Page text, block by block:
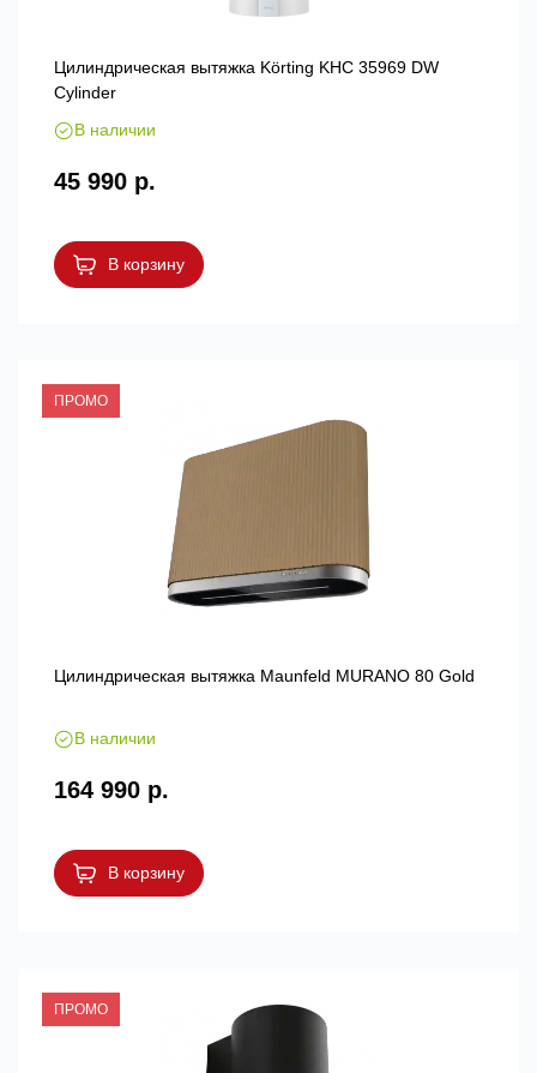
Цилиндрическая вытяжка Körting KHC 35969 DW
Cylinder
В наличии
45 990 р.
В корзину
ПРОМО
Цилиндрическая вытяжка Maunfeld MURANO 80 Gold
В наличии
164 990 р.
В корзину
ПРОМО